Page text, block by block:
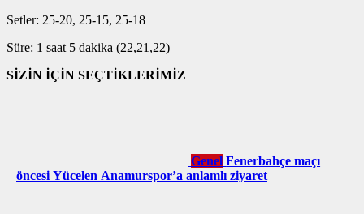
Setler: 25-20, 25-15, 25-18
Süre: 1 saat 5 dakika (22,21,22)
SİZİN İÇİN SEÇTİKLERİMİZ
Genel Fenerbahçe maçı
öncesi Yücelen Anamurspor’a anlamlı ziyaret